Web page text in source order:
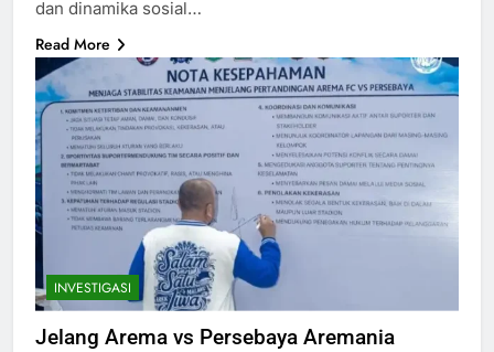
dan dinamika sosial…
Read More
INVESTIGASI
Jelang Arema vs Persebaya Aremania